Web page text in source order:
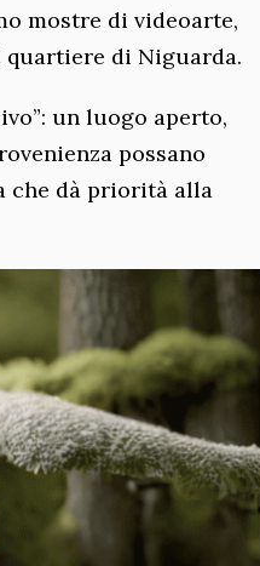
mostre di videoarte,
di Niguarda.
un luogo aperto,
possano
che dà priorità alla